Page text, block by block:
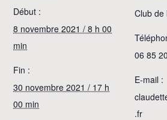
Début :
8 novembre 2021 / 8 h 00
min
Fin :
30 novembre 2021 / 17 h
00 min
Club de
06 85
E-mail :
.fr